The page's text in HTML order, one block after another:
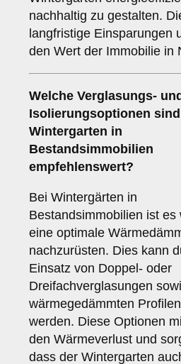
nachhaltig zu gestalten.
langfristige Einsparungen
den Wert der Immobilie in
Welche Verglasungs- und
Isolierungsoptionen
Wintergarten in
Bestandsimmobilien
empfehlenswert?
Bei Wintergärten in
Bestandsimmobilien ist es
eine optimale
nachzurüsten. Dies kann
Einsatz von Doppel- oder
Dreifachverglasungen
wärmegedämmten
werden. Diese Optionen
den Wärmeverlust und
dass der Wintergarten